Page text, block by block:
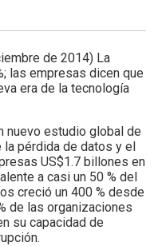
de 2014) La
las empresas dicen que
era de la tecnología
nuevo estudio global de
pérdida de datos y el
US$1.7 billones en
a casi un 50 % del
creció un 400 % desde
de las organizaciones
su capacidad de